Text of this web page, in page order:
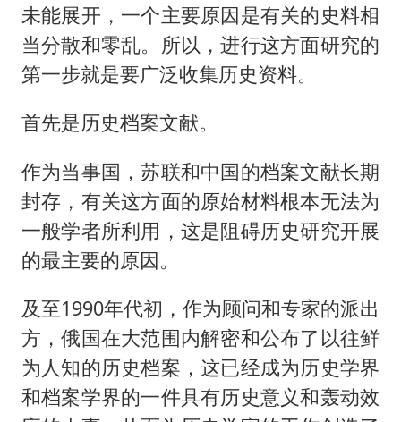
未能展开，一个主要原因是有关的史料相
当分散和零乱。所以，进行这方面研究的
第一步就是要广泛收集历史资料。
首先是历史档案文献。
作为当事国，苏联和中国的档案文献长期
封存，有关这方面的原始材料根本无法为
一般学者所利用，这是阻碍历史研究开展
的最主要的原因。
及至1990年代初，作为顾问和专家的派出
方，俄国在大范围内解密和公布了以往鲜
为人知的历史档案，这已经成为历史学界
和档案学界的一件具有历史意义和轰动效